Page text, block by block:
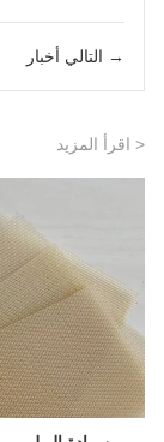
التالي أخبار →
اقرأ المزيد >